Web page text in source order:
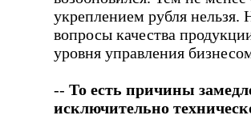
укреплением рубля нельзя.
вопросы качества
уровня управления
-- То есть причины
исключительно